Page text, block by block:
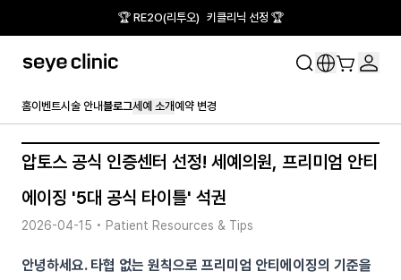
🏆 RE2O(리투오) 키클리닉 선정 🏆
홈이벤트시술 안내블로그세예 소개 예약 변경
압토스 공식 인증센터 선정! 세예의원, 프리미엄 안티
에이징 '5대 공식 타이틀' 석권
2026-04-15 • Patient Resources & Tips
안녕하세요. 타협 없는 원칙으로 프리미엄 안티에이징의 기준을